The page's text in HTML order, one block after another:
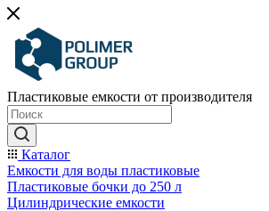
Пластиковые емкости от производителя
Каталог
Емкости для воды пластиковые
Пластиковые бочки до 250 л
Цилиндрические емкости